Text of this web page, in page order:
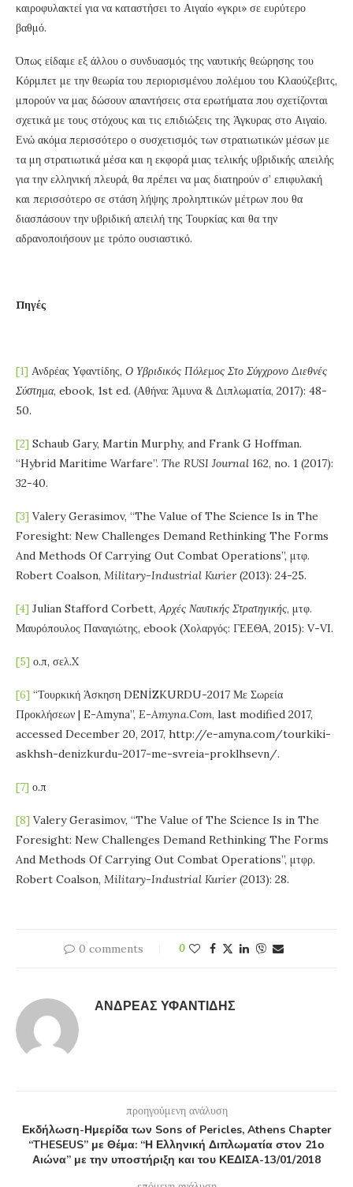
καιροφυλακτεί για να καταστήσει το Αιγαίο «γκρι» σε ευρύτερο
βαθμό.
Όπως είδαμε εξ άλλου ο συνδυασμός της ναυτικής θεώρησης του
Κόρμπετ με την θεωρία του περιορισμένου πολέμου του Κλαούζεβιτς,
μπορούν να μας δώσουν απαντήσεις στα ερωτήματα που σχετίζονται
σχετικά με τους στόχους και τις επιδιώξεις της Άγκυρας στο Αιγαίο.
Ενώ ακόμα περισσότερο ο συσχετισμός των στρατιωτικών μέσων με
τα μη στρατιωτικά μέσα και η εκφορά μιας τελικής υβριδικής απειλής
για την ελληνική πλευρά, θα πρέπει να μας διατηρούν σ’ επιφυλακή
και περισσότερο σε στάση λήψης προληπτικών μέτρων που θα
διασπάσουν την υβριδική απειλή της Τουρκίας και θα την
αδρανοποιήσουν με τρόπο ουσιαστικό.
Πηγές
[1] Ανδρέας Υφαντίδης, Ο Υβριδικός Πόλεμος Στο Σύγχρονο Διεθνές
Σύστημα, ebook, 1st ed. (Αθήνα: Άμυνα & Διπλωματία, 2017): 48-
50.
[2] Schaub Gary, Martin Murphy, and Frank G Hoffman.
“Hybrid Maritime Warfare”. The RUSI Journal 162, no. 1 (2017):
32-40.
[3] Valery Gerasimov, “The Value of The Science Is in The
Foresight: New Challenges Demand Rethinking The Forms
And Methods Of Carrying Out Combat Operations”, μτφ.
Robert Coalson, Military-Industrial Kurier(2013): 24-25.
[4] Julian Stafford Corbett,Αρχές Ναυτικής Στρατηγικής, μτφ.
Μαυρόπουλος Παναγιώτης, ebook (Χολαργός: ΓΕΕΘΑ, 2015): V-VI.
[5] ο.π, σελ.X
[6] “Τουρκική Άσκηση DENİZKURDU-2017 Με Σωρεία
Προκλήσεων | E-Amyna”, E-Amyna.Com, last modified 2017,
accessed December 20, 2017, http://e-amyna.com/tourkiki-
askhsh-denizkurdu-2017-me-svreia-proklhsevn/.
[7] ο.π
[8] Valery Gerasimov, “The Value of The Science Is in The
Foresight: New Challenges Demand Rethinking The Forms
And Methods Of Carrying Out Combat Operations”, μτφρ.
Robert Coalson, Military-Industrial Kurier(2013): 28.
0 comments 0
ΑΝΔΡΈΑΣ ΥΦΑΝΤΊΔΗΣ
προηγούμενη ανάλυση
Εκδήλωση-Ημερίδα των Sons of Pericles, Athens Chapter
“THESEUS” με Θέμα: “Η Ελληνική Διπλωματία στον 21ο
Αιώνα” με την υποστήριξη και του ΚΕΔΙΣΑ-13/01/2018